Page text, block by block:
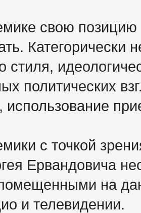
свою
Категорически
стиля,
политических
использование
с точкой
Ервандовича
на
и телевидении.